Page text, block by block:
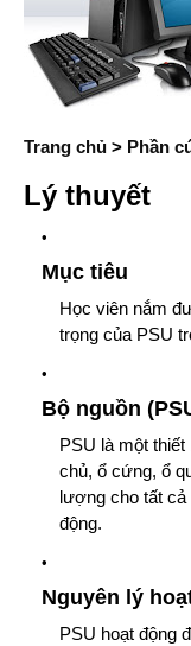
Trang chủ > Phần
Lý thuyết
Mục tiêu
Học viên nắm
trọng của PSU
Bộ nguồn
PSU là một
chủ, ổ cứng, ổ
lượng cho tất cả
động.
Nguyên lý
PSU hoạt động